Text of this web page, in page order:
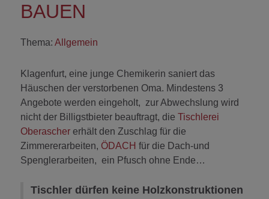
BAUEN
Thema: Allgemein
Klagenfurt, eine junge Chemikerin saniert das
Häuschen der verstorbenen Oma. Mindestens 3
Angebote werden eingeholt, zur Abwechslung wird
nicht der Billigstbieter beauftragt, die Tischlerei
Oberascher erhält den Zuschlag für die
Zimmererarbeiten, ÖDACH für die Dach-und
Spenglerarbeiten, ein Pfusch ohne Ende…
Tischler dürfen keine Holzkonstruktionen